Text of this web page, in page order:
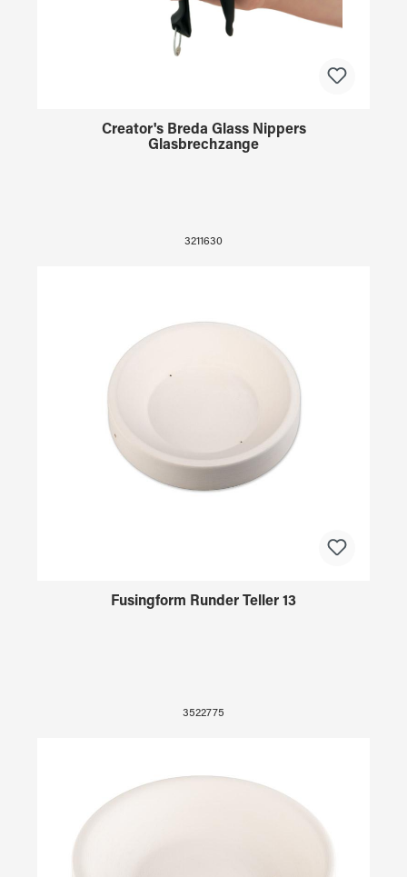
Creator's Breda Glass Nippers
Glasbrechzange
3211630
Fusingform Runder Teller 13
3522775